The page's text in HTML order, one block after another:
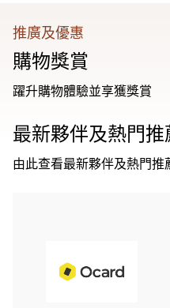
推廣及優惠
購物獎賞
躍升購物體驗並享獲獎賞
最新夥伴及熱門推
由此查看最新夥伴及熱門推